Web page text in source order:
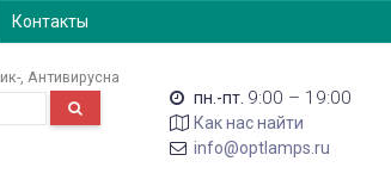
Контакты
Антивирусна
пн.-пт. 9:00 – 19:00
Как нас найти
info@optlamps.ru